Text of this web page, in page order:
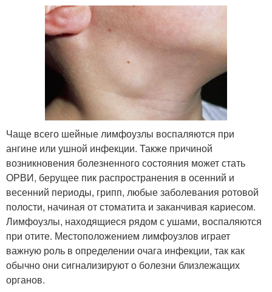
Чаще всего шейные лимфоузлы воспаляются при
ангине или ушной инфекции. Также причиной
возникновения болезненного состояния может стать
ОРВИ, берущее пик распространения в осенний и
весенний периоды, грипп, любые заболевания ротовой
полости, начиная от стоматита и заканчивая кариесом.
Лимфоузлы, находящиеся рядом с ушами, воспаляются
при отите. Местоположением лимфоузлов играет
важную роль в определении очага инфекции, так как
обычно они сигнализируют о болезни близлежащих
органов.